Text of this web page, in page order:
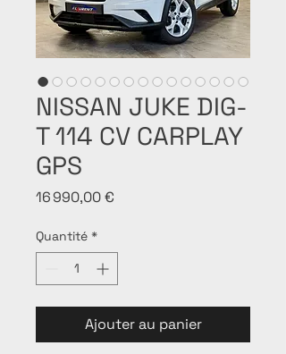
NISSAN JUKE DIG-
T 114 CV CARPLAY
GPS
16 990,00 €
Quantité *
Ajouter au panier